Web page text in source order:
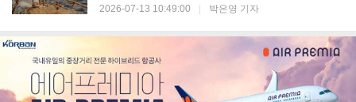
2026-07-13 10:49:00 박은영 기자